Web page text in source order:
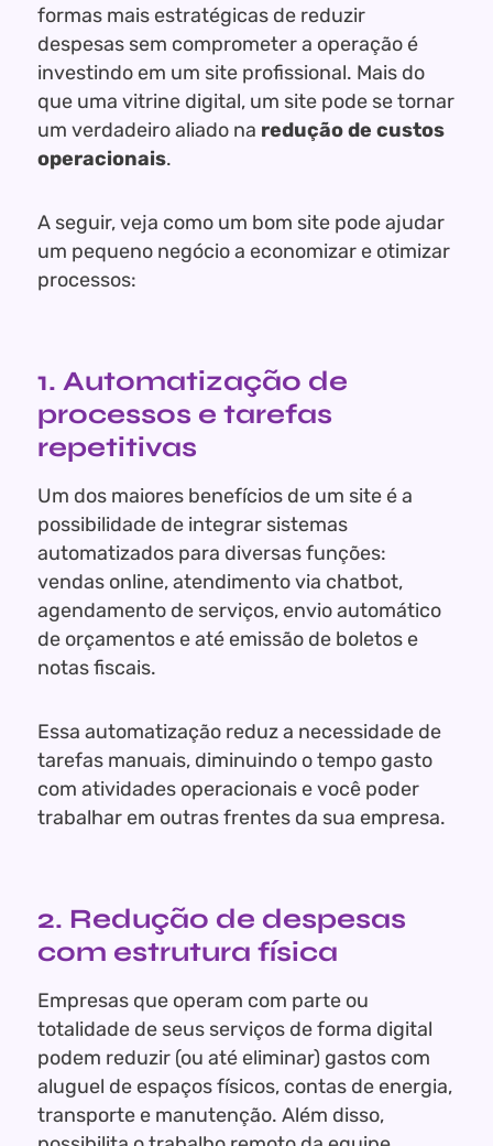
formas mais estratégicas de reduzir
despesas sem comprometer a operação é
investindo em um site profissional. Mais do
que uma vitrine digital, um site pode se tornar
um verdadeiro aliado na redução de custos
operacionais.
A seguir, veja como um bom site pode ajudar
um pequeno negócio a economizar e otimizar
processos:
1. Automatização de
processos e tarefas
repetitivas
Um dos maiores benefícios de um site é a
possibilidade de integrar sistemas
automatizados para diversas funções:
vendas online, atendimento via chatbot,
agendamento de serviços, envio automático
de orçamentos e até emissão de boletos e
notas fiscais.
Essa automatização reduz a necessidade de
tarefas manuais, diminuindo o tempo gasto
com atividades operacionais e você poder
trabalhar em outras frentes da sua empresa.
2. Redução de despesas
com estrutura física
Empresas que operam com parte ou
totalidade de seus serviços de forma digital
podem reduzir (ou até eliminar) gastos com
aluguel de espaços físicos, contas de energia,
transporte e manutenção. Além disso,